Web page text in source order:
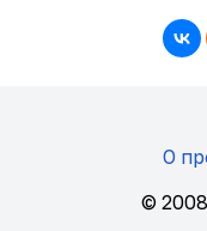
О
©